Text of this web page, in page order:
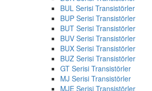
BUL Serisi Transistörler
BUP Serisi Transistörler
BUT Serisi Transistörler
BUV Serisi Transistörler
BUX Serisi Transistörler
BUZ Serisi Transistörler
GT Serisi Transistörler
MJ Serisi Transistörler
MJE Serisi Transistörler